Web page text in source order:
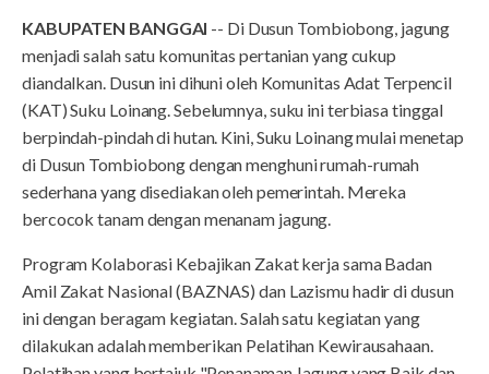
KABUPATEN BANGGAI -- Di Dusun Tombiobong, jagung
menjadi salah satu komunitas pertanian yang cukup
diandalkan. Dusun ini dihuni oleh Komunitas Adat Terpencil
(KAT) Suku Loinang. Sebelumnya, suku ini terbiasa tinggal
berpindah-pindah di hutan. Kini, Suku Loinang mulai menetap
di Dusun Tombiobong dengan menghuni rumah-rumah
sederhana yang disediakan oleh pemerintah. Mereka
bercocok tanam dengan menanam jagung.
Program Kolaborasi Kebajikan Zakat kerja sama Badan
Amil Zakat Nasional (BAZNAS) dan Lazismu hadir di dusun
ini dengan beragam kegiatan. Salah satu kegiatan yang
dilakukan adalah memberikan Pelatihan Kewirausahaan.